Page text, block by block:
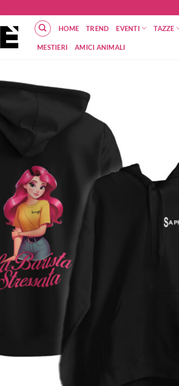
HOME TREND EVENTI TAZZE
MESTIERI AMICI ANIMALI